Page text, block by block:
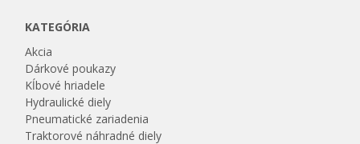
KATEGÓRIA
Akcia
Dárkové poukazy
Kĺbové hriadele
Hydraulické diely
Pneumatické zariadenia
Traktorové náhradné diely